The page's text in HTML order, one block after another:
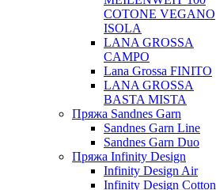
COTONE VEGANO
ISOLA
LANA GROSSA
CAMPO
Lana Grossa FINITO
LANA GROSSA
BASTA MISTA
Пряжа Sandnes Garn
Sandnes Garn Line
Sandnes Garn Duo
Пряжа Infinity Design
Infinity Design Air
Infinity Design Cotton